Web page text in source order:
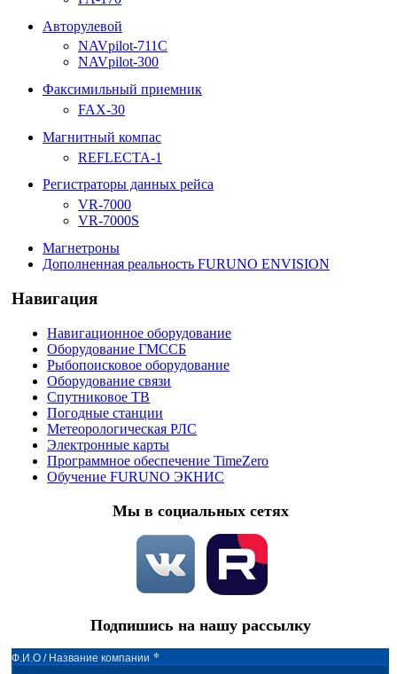
Авторулевой
NAVpilot-711С
NAVpilot-300
Факсимильный приемник
FAX-30
Магнитный компас
REFLECTA-1
Регистраторы данных рейса
VR-7000
VR-7000S
Магнетроны
Дополненная реальность FURUNO ENVISION
Навигация
Навигационное оборудование
Оборудование ГМССБ
Рыбопоисковое оборудование
Оборудование связи
Спутниковое ТВ
Погодные станции
Метеорологическая РЛС
Электронные карты
Программное обеспечение TimeZero
Обучение FURUNO ЭКНИС
Мы в социальных сетях
Подпишись на нашу рассылку
Ф.И.О / Название компании *